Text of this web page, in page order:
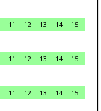
11 12 13 14
15
11 12 13 14
15
11 12 13 14
15